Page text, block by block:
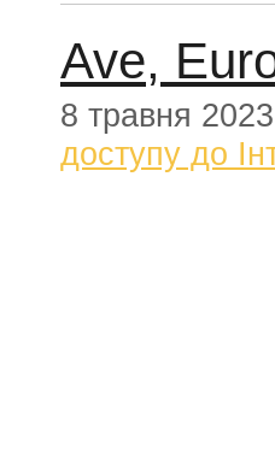
Ave,
8 травня 2023
доступу до